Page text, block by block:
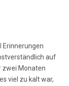
Erinnerungen
auf
zwei Monaten
viel zu kalt war,